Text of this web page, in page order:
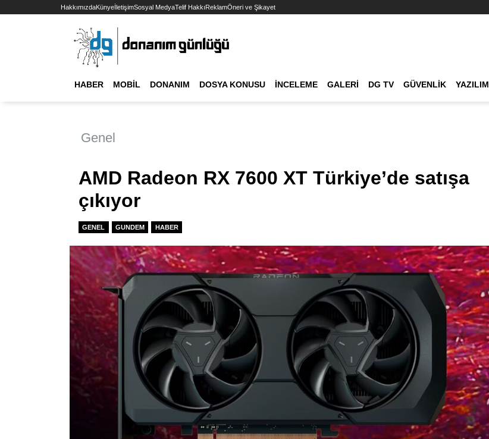
HakkımızdaKünyeİletişimSosyal MedyaTelif HakkıReklamÖneri ve Şikayet
HABER MOBIL DONANIM DOSYA KONUSU İNCELEME GALERI DG TV GÜVENLIK YAZILIM
Genel
AMD Radeon RX 7600 XT Türkiye’de satışa
çıkıyor
GENEL GUNDEM HABER